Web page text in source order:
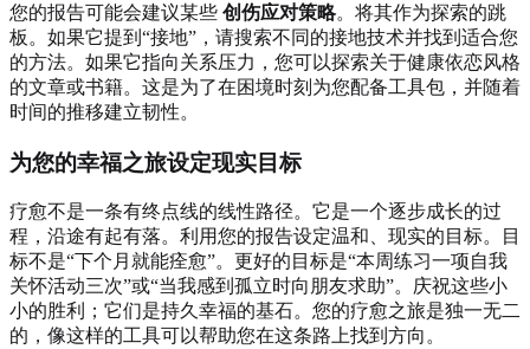
您的报告可能会建议某些 创伤应对策略。将其作为探索的跳
板。如果它提到“接地”，请搜索不同的接地技术并找到适合您
的方法。如果它指向关系压力，您可以探索关于健康依恋风格
的文章或书籍。这是为了在困境时刻为您配备工具包，并随着
时间的推移建立韧性。
为您的幸福之旅设定现实目标
疗愈不是一条有终点线的线性路径。它是一个逐步成长的过
程，沿途有起有落。利用您的报告设定温和、现实的目标。目
标不是“下个月就能痊愈”。更好的目标是“本周练习一项自我
关怀活动三次”或“当我感到孤立时向朋友求助”。庆祝这些小
小的胜利；它们是持久幸福的基石。您的疗愈之旅是独一无二
的，像这样的工具可以帮助您在这条路上找到方向。